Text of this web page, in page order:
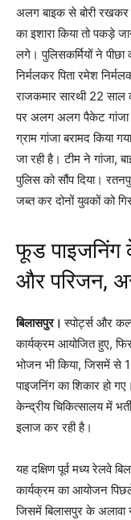
अलग बाइक से बोरी रखकर
का इशारा किया तो पकड़े
लगे। पुलिसकर्मियों ने पीछा
निर्मलकर पिता रमेश
राजकमार सारथी 22 साल
पर अलग अलग पैकेट गांजा
ग्राम गांजा बरामद किया
जा रही है। टीम ने गांजा,
पुलिस को सौंप दिया।
जब्त कर दोनों युवकों को
फूड
और परिजन,
बिलासपुर।स्पोर्ट्स और
कार्यक्रम आयोजित हुए,
भोजन भी किया, जिसमें
पाइजनिंग का शिकार हो
केन्द्रीय चिकित्सालय में
इलाज कर रही है।
यह दक्षिण पूर्व मध्य रेलवे
कार्यक्रम का आयोजन
जिसमें बिलासपुर के अलावा